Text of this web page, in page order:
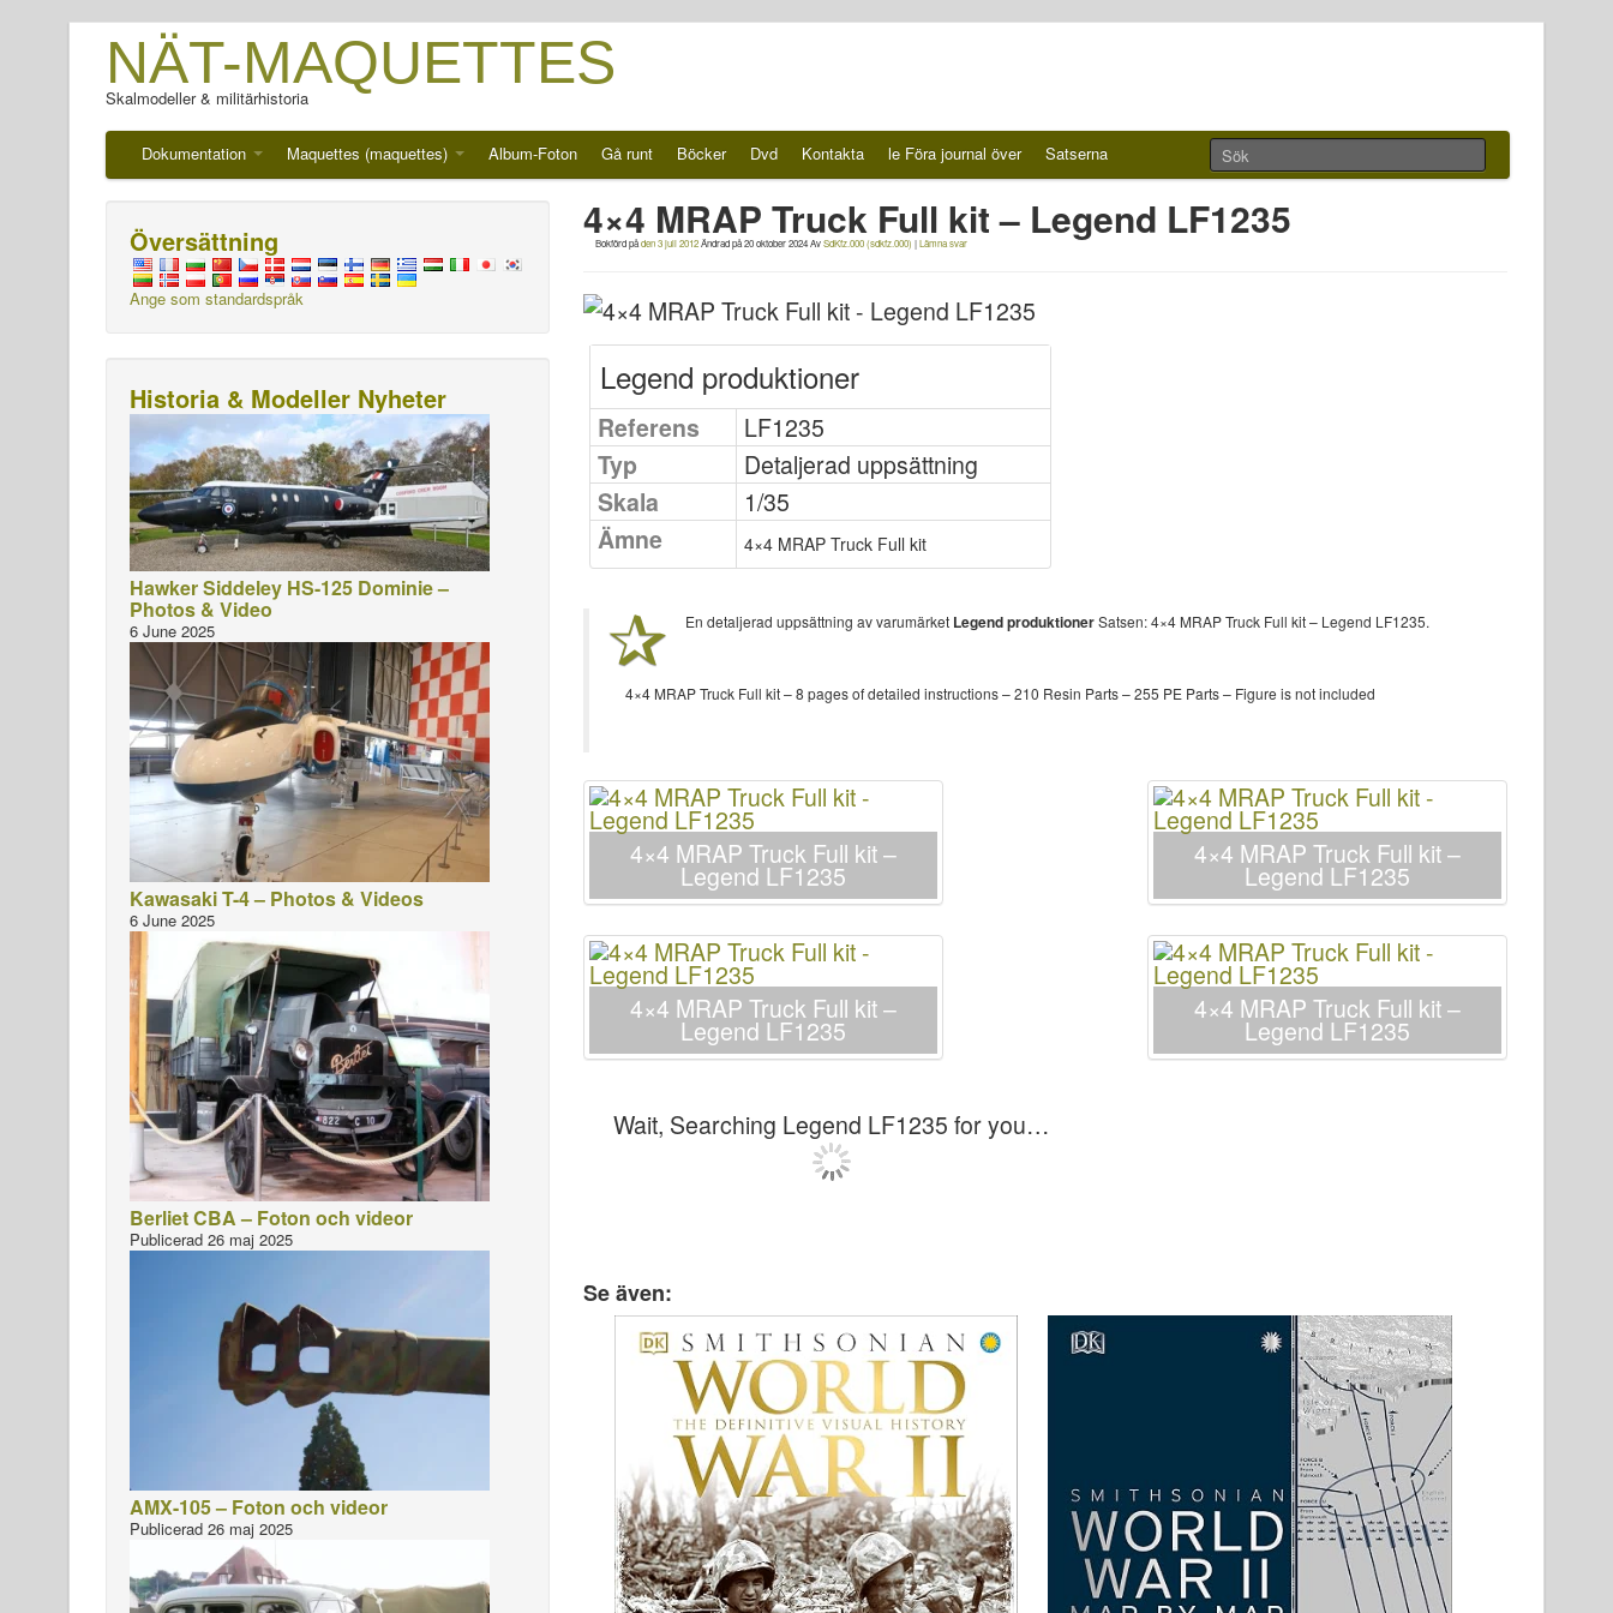
NÄT-MAQUETTES
Skalmodeller & militärhistoria
Dokumentation Maquettes (maquettes) Album-Foton Gå runt Böcker Dvd Kontakta le Föra journal över Satserna
4×4 MRAP Truck Full kit – Legend LF1235
Bokförd påden 3 juli 2012Ändrad på20 oktober 2024AvSdKfz.000 (sdkfz.000) |Lämna svar
Legend produktioner
Referens
LF1235
Typ
Detaljerad uppsättning
Skala
1/35
Ämne
4×4 MRAP Truck Full kit
En detaljerad uppsättning av varumärket Legend produktionerSatsen:4×4 MRAP Truck Full kit – Legend LF1235.
4×4 MRAP Truck Full kit – 8 pages of detailed instructions – 210 Resin Parts – 255 PE Parts – Figure is not included
4×4 MRAP Truck Full kit –
Legend LF1235
4×4 MRAP Truck Full kit –
Legend LF1235
4×4 MRAP Truck Full kit –
Legend LF1235
4×4 MRAP Truck Full kit –
Legend LF1235
Wait, Searching Legend LF1235 for you…
Se även:
Översättning
Ange som standardspråk
Historia & Modeller Nyheter
Hawker Siddeley HS-125 Dominie –
Photos & Video
6 June 2025
Kawasaki T-4 – Photos & Videos
6 June 2025
Berliet CBA – Foton och videor
Publicerad 26 maj 2025
AMX-105 – Foton och videor
Publicerad 26 maj 2025